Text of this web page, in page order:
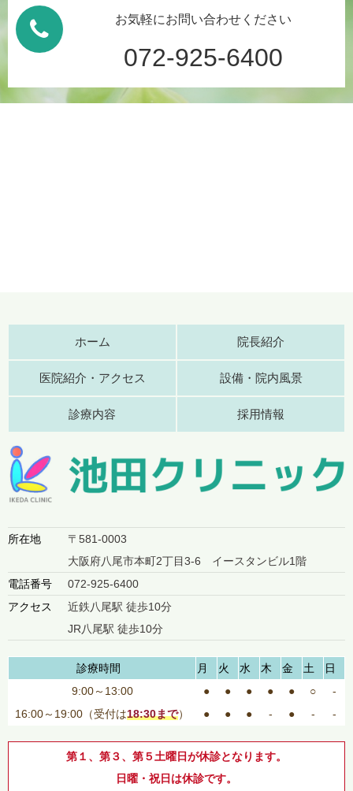
お気軽にお問い合わせください
072-925-6400
ホーム 院長紹介
医院紹介・アクセス 設備・院内風景
診療内容 採用情報
所在地
〒581-0003
大阪府八尾市本町2丁目3-6 イースタンビル1階
電話番号
072-925-6400
アクセス
近鉄八尾駅 徒歩10分
JR八尾駅 徒歩10分
診療時間 月 火 水 木 金 土
日
9:00～13:00
● ● ● ● ● ○
-
16:00～19:00（受付は18:30まで） ● ● ● - ● - -
第１、第３、第５土曜日が休診となります。
日曜・祝日は休診です。